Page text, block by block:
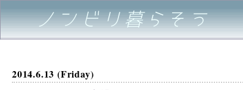
ノンビリ暮らそう
2014.6.13 (Friday)